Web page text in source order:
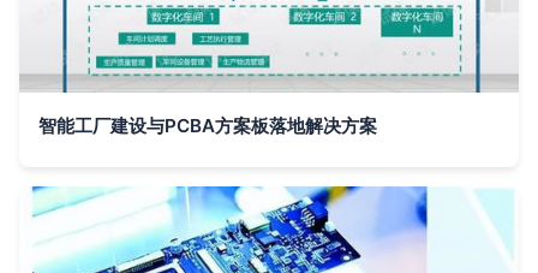
智能工厂建设与PCBA方案板落地解决方案